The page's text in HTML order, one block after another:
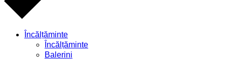
Încălțăminte
Încălțăminte
Balerini